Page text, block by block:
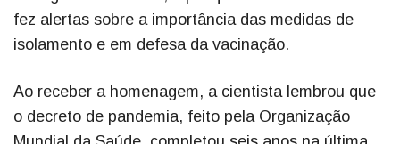
fez alertas sobre a importância das medidas de
isolamento e em defesa da vacinação.
Ao receber a homenagem, a cientista lembrou que
o decreto de pandemia, feito pela Organização